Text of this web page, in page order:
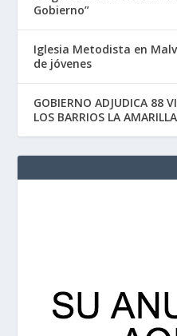
Gobierno”
Iglesia Metodista en
de jóvenes
GOBIERNO ADJUDICA 88
LOS BARRIOS LA